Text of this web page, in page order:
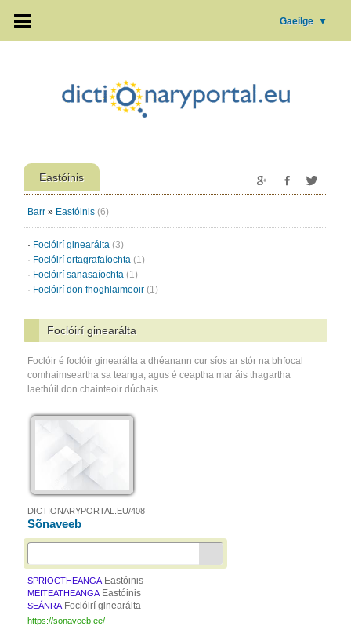
Gaeilge ▼
Eastóinis
Barr » Eastóinis (6)
· Foclóirí ginearálta (3)
· Foclóirí ortagrafaíochta (1)
· Foclóirí sanasaíochta (1)
· Foclóirí don fhoghlaimeoir (1)
Foclóirí ginearálta
Foclóir é foclóir ginearálta a dhéanann cur síos ar stór na bhfocal
comhaimseartha sa teanga, agus é ceaptha mar áis thagartha
laethúil don chainteoir dúchais.
DICTIONARYPORTAL.EU/408
Sõnaveeb
SPRIOCTHEANGA Eastóinis
MEITEATHEANGA Eastóinis
SEÁNRA Foclóirí ginearálta
https://sonaveeb.ee/